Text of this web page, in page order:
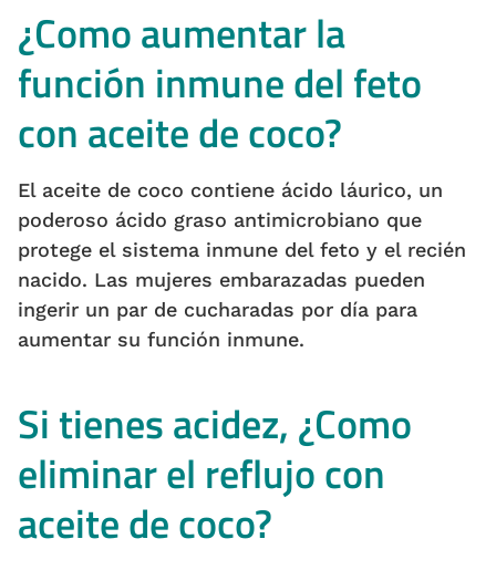
¿Como aumentar la
función inmune del feto
con aceite de coco?
El aceite de coco contiene ácido láurico, un
poderoso ácido graso antimicrobiano que
protege el sistema inmune del feto y el recién
nacido. Las mujeres embarazadas pueden
ingerir un par de cucharadas por día para
aumentar su función inmune.
Si tienes acidez, ¿Como
eliminar el reflujo con
aceite de coco?